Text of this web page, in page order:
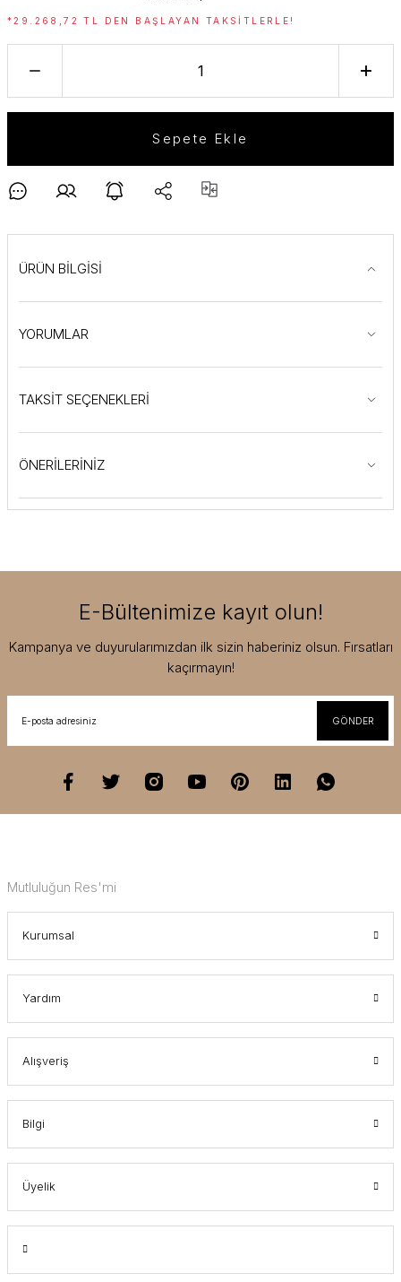
*29.268,72 TL DEN BAŞLAYAN TAKSITLERLE!
Sepete Ekle
ÜRÜN BİLGİSİ
YORUMLAR
TAKSİT SEÇENEKLERİ
ÖNERİLERİNİZ
E-Bültenimize kayıt olun!
Kampanya ve duyurularımızdan ilk sizin haberiniz olsun. Fırsatları
kaçırmayın!
GÖNDER
Mutluluğun Res'mi
Kurumsal
Yardım
Alışveriş
Bilgi
Üyelik